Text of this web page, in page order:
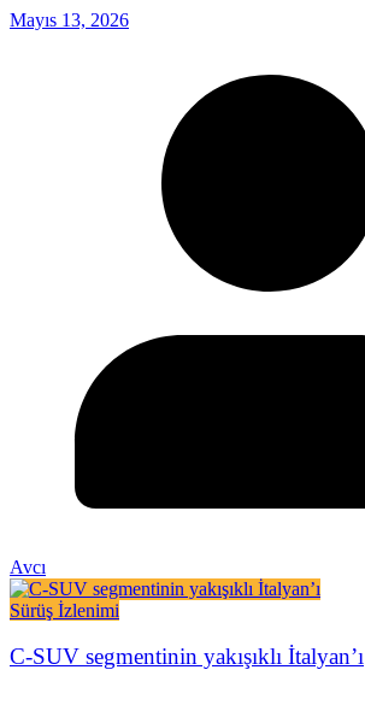
Mayıs 13, 2026
Avcı
Sürüş İzlenimi
C-SUV segmentinin yakışıklı İtalyan’ı